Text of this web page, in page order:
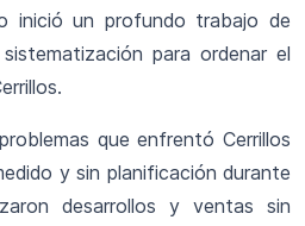
inició un profundo trabajo de
para ordenar el
que enfrentó Cerrillos
y sin planificación durante
desarrollos y ventas sin